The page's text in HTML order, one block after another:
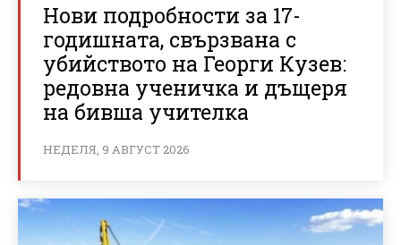
Нови подробности за 17-
годишната, свързвана с
убийството на Георги Кузев:
редовна ученичка и дъщеря
на бивша учителка
НЕДЕЛЯ, 9 АВГУСТ 2026